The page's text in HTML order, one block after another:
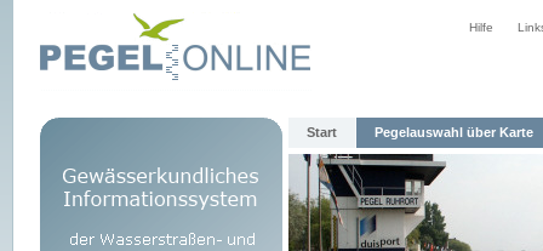
Hilfe
Start Pegelauswahl über Karte